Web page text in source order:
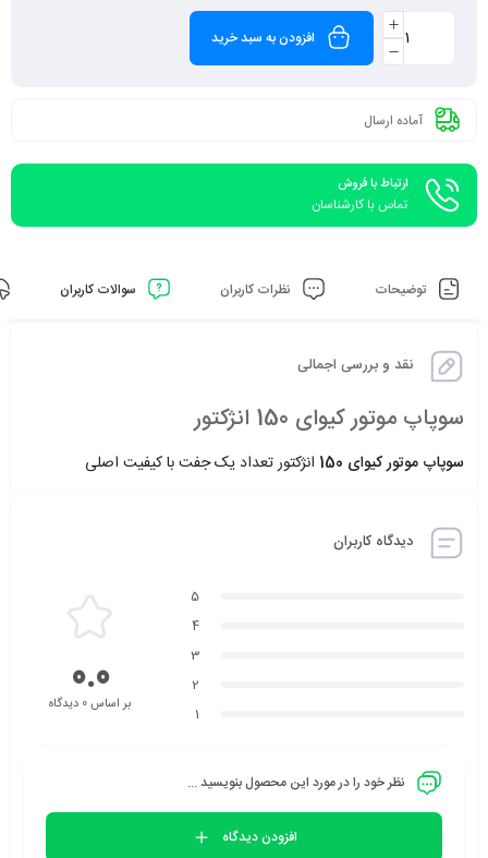
افزودن به سبد خرید
آماده ارسال
ارتباط با فروش
تماس با کارشناسان
توضیحات نظرات کاربران سوالات کاربران
نقد و بررسی اجمالی
سوپاپ موتور کیوای 150 انژکتور
سوپاپ موتور کیوای 150 انژکتور تعداد یک جفت با کیفیت اصلی
دیدگاه کاربران
5
4
3
2
1
0.0بر اساس 0 دیدگاه
نظر خود را در مورد این محصول بنویسید ...
افزودن دیدگاه